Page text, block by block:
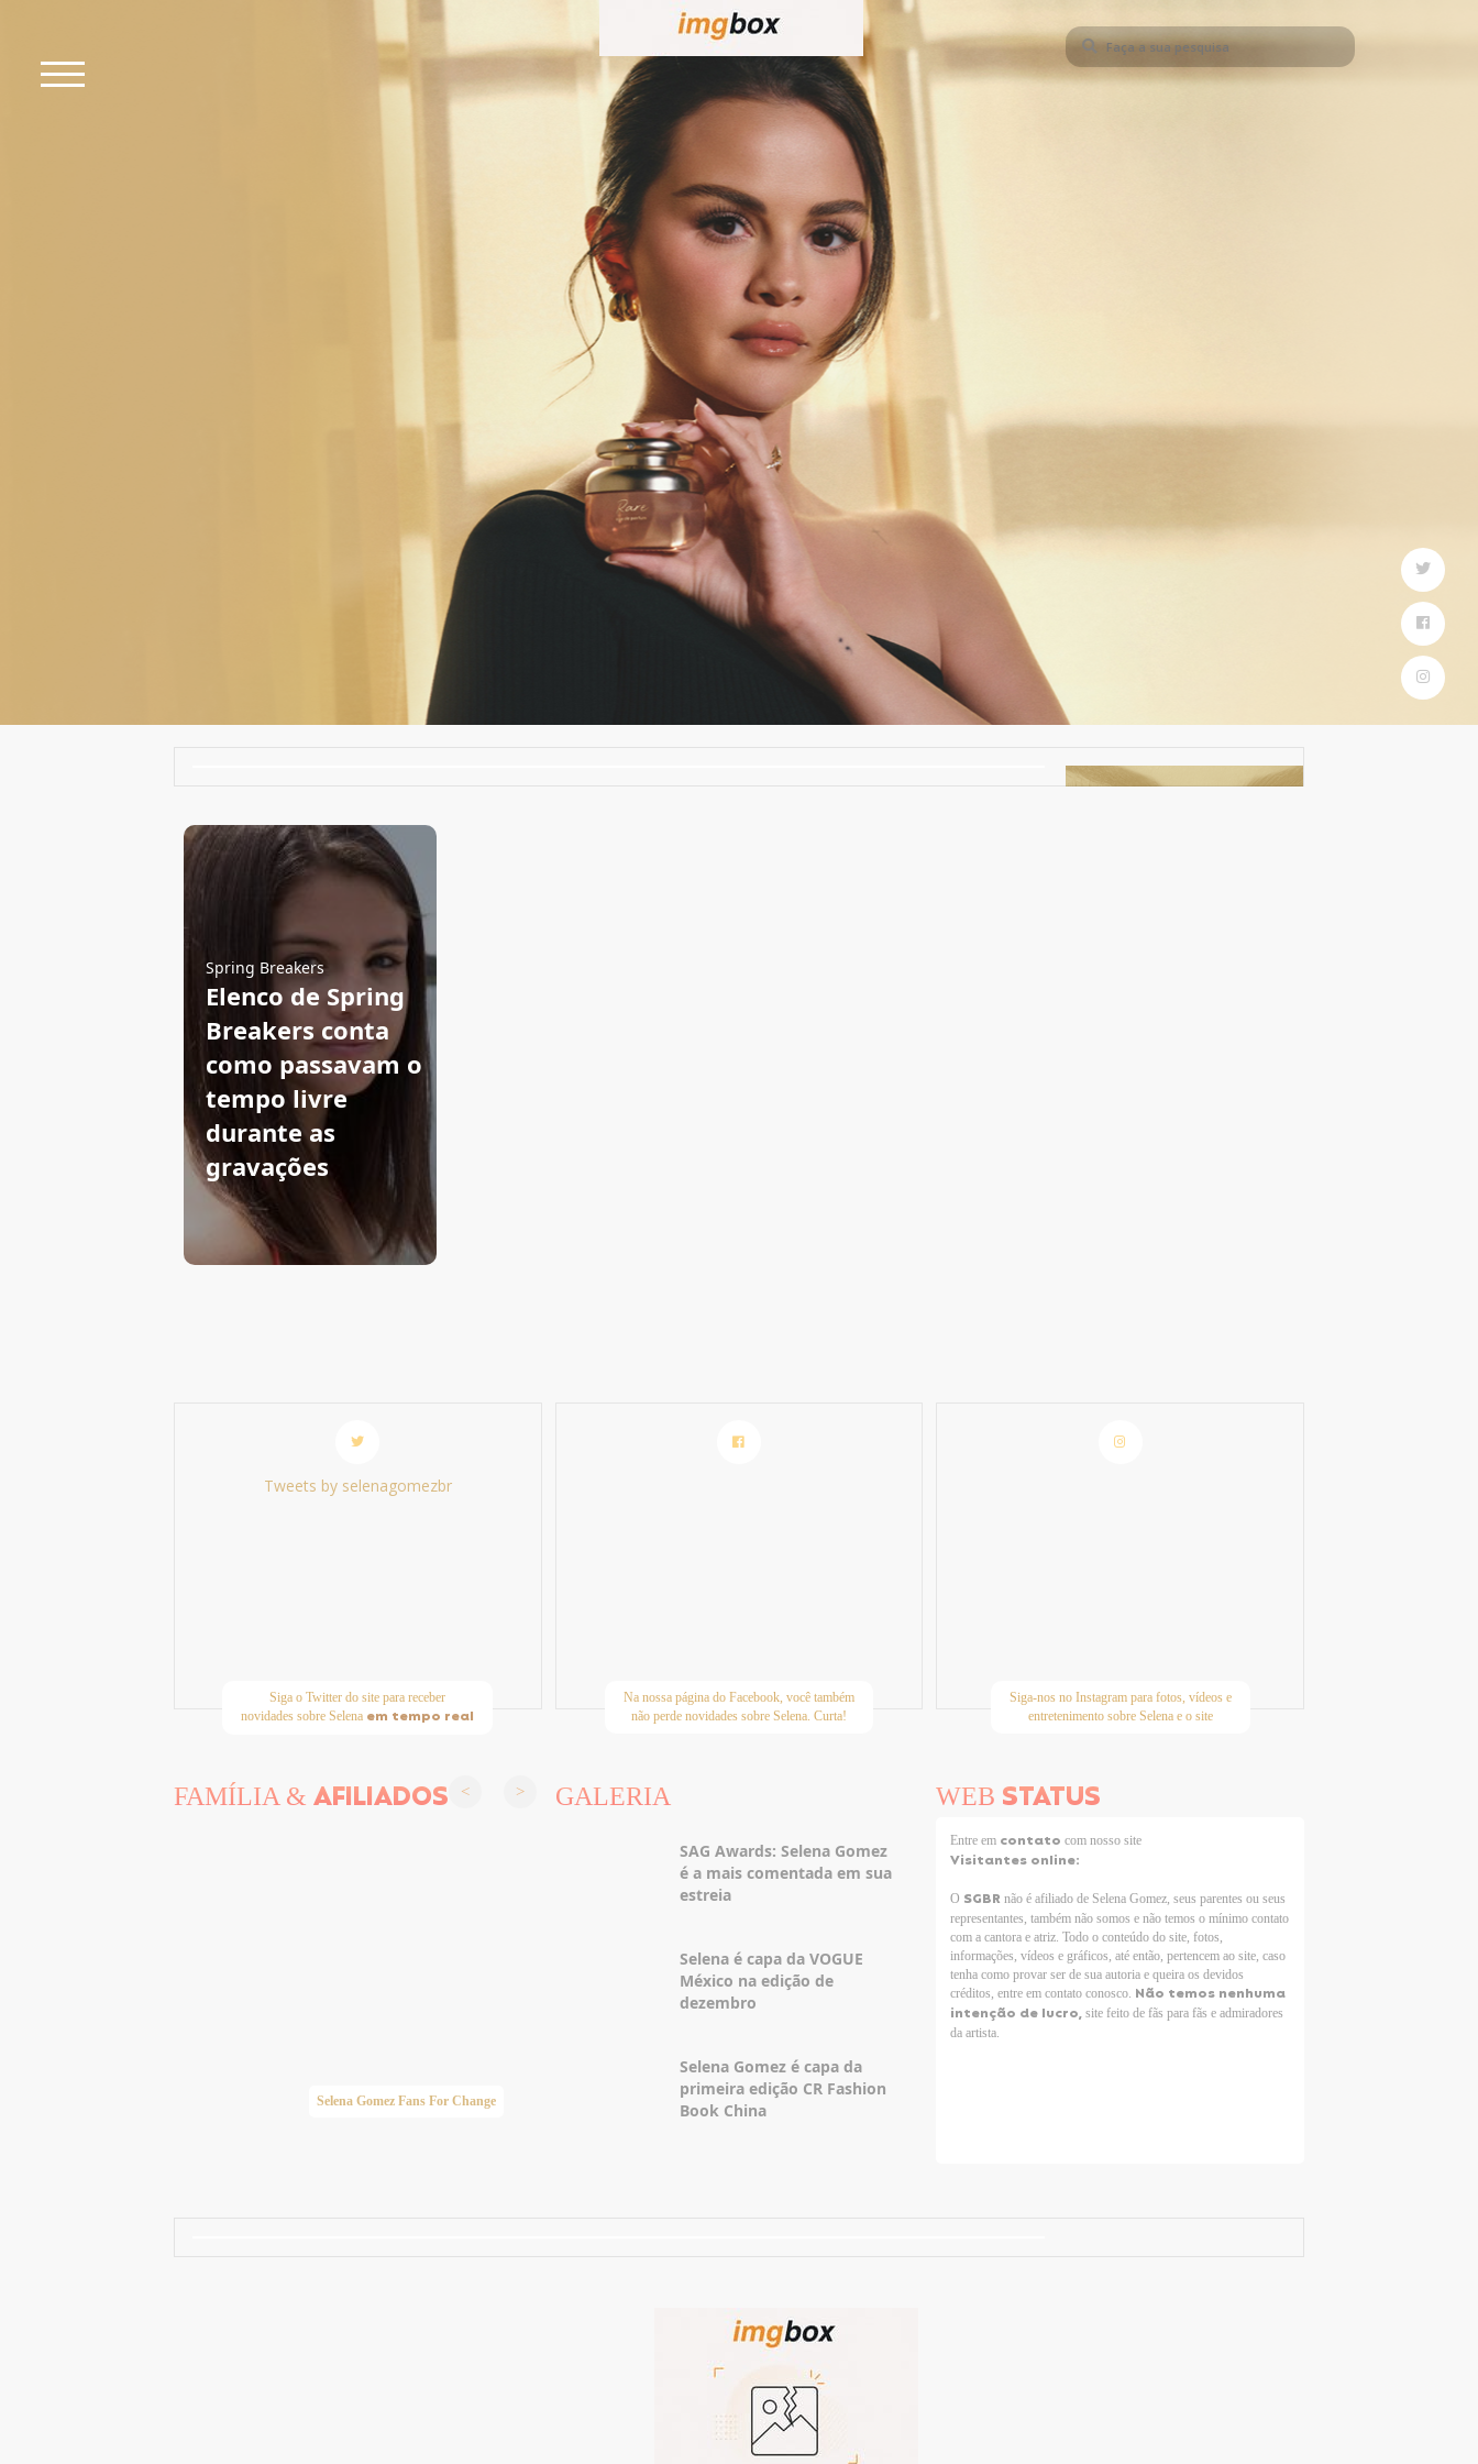
Spring Breakers
Elenco de Spring
Breakers conta
como passavam o
tempo livre
durante as
gravações
Tweets by selenagomezbr
Siga o Twitter do site para receber
novidades sobre Selena em tempo real
Na nossa página do Facebook, você também
não perde novidades sobre Selena. Curta!
Siga-nos no Instagram para fotos, vídeos e
entretenimento sobre Selena e o site
FAMÍLIA & AFILIADOS
Selena Gomez Fans For Change Taylor Swift Brasil
GALERIA
SAG Awards: Selena Gomez
é a mais comentada em sua
estreia
Selena é capa da VOGUE
México na edição de
dezembro
Selena Gomez é capa da
primeira edição CR Fashion
Book China
WEB STATUS
Entre em contatocom nosso site
Visitantes online:
O SGBR não é afiliado de Selena Gomez, seus parentes ou seus
representantes, também não somos e não temos o mínimo contato
com a cantora e atriz. Todo o conteúdo do site, fotos,
informações, vídeos e gráficos, até então, pertencem ao site, caso
tenha como provar ser de sua autoria e queira os devidos
créditos, entre em contato conosco. Não temos nenhuma
intenção de lucro,site feito de fãs para fãs e admiradores
da artista.